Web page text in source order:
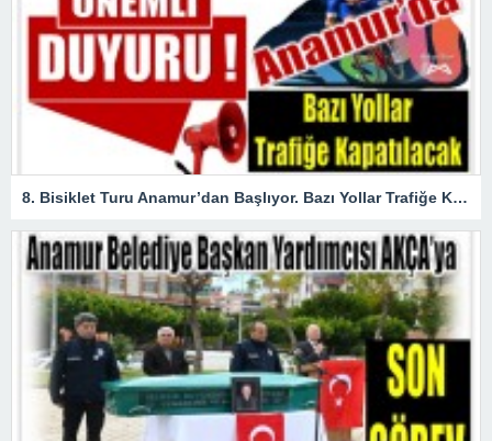
8. Bisiklet Turu Anamur’dan Başlıyor. Bazı Yollar Trafiğe Kapatılacak